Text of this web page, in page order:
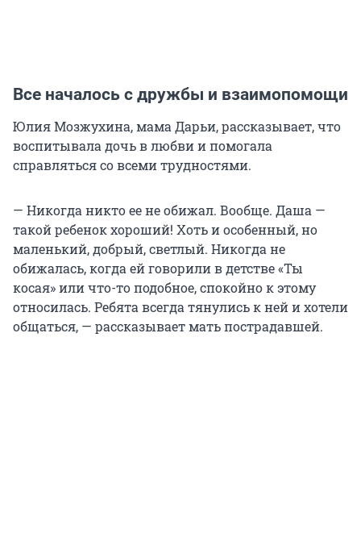
Все началось с дружбы и взаимопомощи
Юлия Мозжухина, мама Дарьи, рассказывает, что
воспитывала дочь в любви и помогала
справляться со всеми трудностями.
— Никогда никто ее не обижал. Вообще. Даша —
такой ребенок хороший! Хоть и особенный, но
маленький, добрый, светлый. Никогда не
обижалась, когда ей говорили в детстве «Ты
косая» или что-то подобное, спокойно к этому
относилась. Ребята всегда тянулись к ней и хотели
общаться, — рассказывает мать пострадавшей.